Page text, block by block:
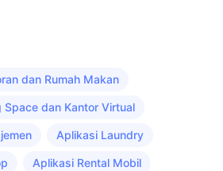
dan Rumah Makan
dan Kantor Virtual
Aplikasi Laundry
Aplikasi Rental Mobil